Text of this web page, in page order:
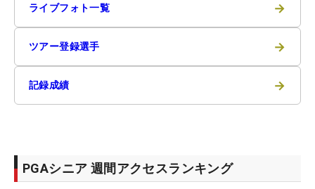
ライブフォト一覧 →
ツアー登録選手 →
記録成績 →
PGAシニア 週間アクセスランキング